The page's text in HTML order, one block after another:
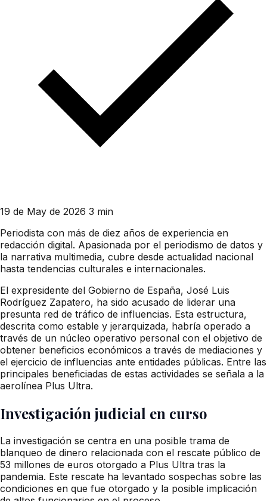
19 de May de 2026 3 min
Periodista con más de diez años de experiencia en
redacción digital. Apasionada por el periodismo de datos y
la narrativa multimedia, cubre desde actualidad nacional
hasta tendencias culturales e internacionales.
El expresidente del Gobierno de España, José Luis
Rodríguez Zapatero, ha sido acusado de liderar una
presunta red de tráfico de influencias. Esta estructura,
descrita como estable y jerarquizada, habría operado a
través de un núcleo operativo personal con el objetivo de
obtener beneficios económicos a través de mediaciones y
el ejercicio de influencias ante entidades públicas. Entre las
principales beneficiadas de estas actividades se señala a la
aerolínea Plus Ultra.
Investigación judicial en curso
La investigación se centra en una posible trama de
blanqueo de dinero relacionada con el rescate público de
53 millones de euros otorgado a Plus Ultra tras la
pandemia. Este rescate ha levantado sospechas sobre las
condiciones en que fue otorgado y la posible implicación